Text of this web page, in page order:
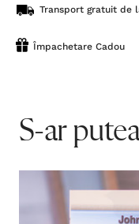
Transport gratuit de
Împachetare Cadou
S-ar